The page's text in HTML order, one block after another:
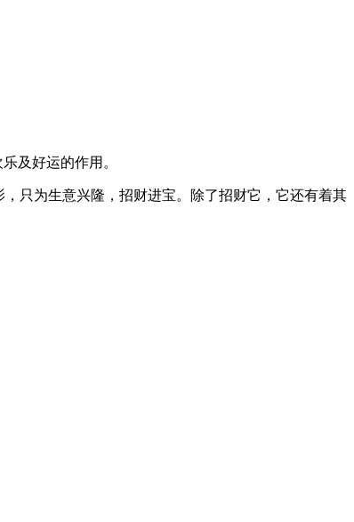
及好运的作用。
只为生意兴隆，招财进宝。除了招财它，它还有着其